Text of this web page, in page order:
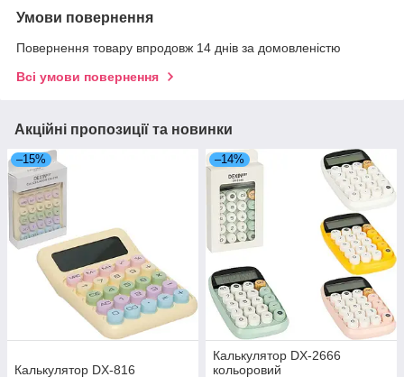
Умови повернення
Повернення товару впродовж 14 днів за домовленістю
Всі умови повернення
Акційні пропозиції та новинки
–15%
Калькулятор DX-816
–14%
Калькулятор DX-2666
кольоровий